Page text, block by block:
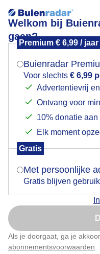
Welkom bij
gaan?
Premium € 6,99 / jaar
Buienradar
Voor slechts € 6,99
Advertentievrij
Ontvang voor
10% donatie
Elk moment
Gratis
Met persoonlijke
Gratis blijven
Als je doorgaat, ga je
abonnementsvoorwaarden
PEDDELEN OP
PEDDELEN OP
Door: Johan Westra
Mogen we je
Indien je hier nog
verschijnt er zo een
Is
Nu
Klik hier